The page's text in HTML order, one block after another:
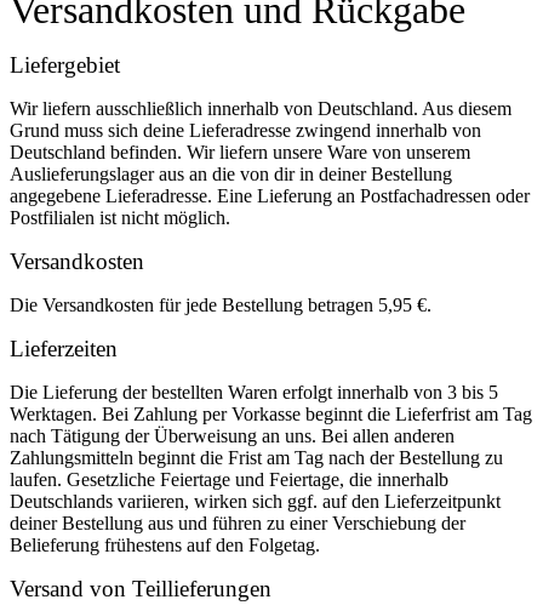
Versandkosten und Rückgabe
Liefergebiet
Wir liefern ausschließlich innerhalb von Deutschland. Aus diesem
Grund muss sich deine Lieferadresse zwingend innerhalb von
Deutschland befinden. Wir liefern unsere Ware von unserem
Auslieferungslager aus an die von dir in deiner Bestellung
angegebene Lieferadresse. Eine Lieferung an Postfachadressen oder
Postfilialen ist nicht möglich.
Versandkosten
Die Versandkosten für jede Bestellung betragen 5,95 €.
Lieferzeiten
Die Lieferung der bestellten Waren erfolgt innerhalb von 3 bis 5
Werktagen. Bei Zahlung per Vorkasse beginnt die Lieferfrist am Tag
nach Tätigung der Überweisung an uns. Bei allen anderen
Zahlungsmitteln beginnt die Frist am Tag nach der Bestellung zu
laufen. Gesetzliche Feiertage und Feiertage, die innerhalb
Deutschlands variieren, wirken sich ggf. auf den Lieferzeitpunkt
deiner Bestellung aus und führen zu einer Verschiebung der
Belieferung frühestens auf den Folgetag.
Versand von Teillieferungen